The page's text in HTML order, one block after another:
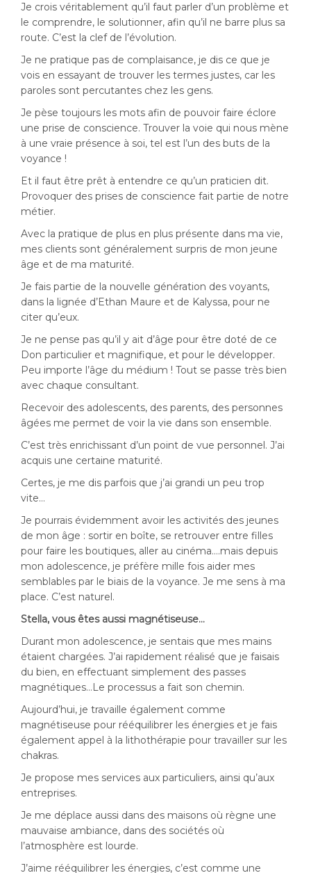
Je crois véritablement qu’il faut parler d’un problème et
le comprendre, le solutionner, afin qu’il ne barre plus sa
route. C’est la clef de l’évolution.
Je ne pratique pas de complaisance, je dis ce que je
vois en essayant de trouver les termes justes, car les
paroles sont percutantes chez les gens.
Je pèse toujours les mots afin de pouvoir faire éclore
une prise de conscience. Trouver la voie qui nous mène
à une vraie présence à soi, tel est l’un des buts de la
voyance !
Et il faut être prêt à entendre ce qu’un praticien dit.
Provoquer des prises de conscience fait partie de notre
métier.
Avec la pratique de plus en plus présente dans ma vie,
mes clients sont généralement surpris de mon jeune
âge et de ma maturité.
Je fais partie de la nouvelle génération des voyants,
dans la lignée d’Ethan Maure et de Kalyssa, pour ne
citer qu’eux.
Je ne pense pas qu’il y ait d’âge pour être doté de ce
Don particulier et magnifique, et pour le développer.
Peu importe l’âge du médium ! Tout se passe très bien
avec chaque consultant.
Recevoir des adolescents, des parents, des personnes
âgées me permet de voir la vie dans son ensemble.
C’est très enrichissant d’un point de vue personnel. J’ai
acquis une certaine maturité.
Certes, je me dis parfois que j’ai grandi un peu trop
vite…
Je pourrais évidemment avoir les activités des jeunes
de mon âge : sortir en boîte, se retrouver entre filles
pour faire les boutiques, aller au cinéma….mais depuis
mon adolescence, je préfère mille fois aider mes
semblables par le biais de la voyance. Je me sens à ma
place. C’est naturel.
Stella, vous êtes aussi magnétiseuse…
Durant mon adolescence, je sentais que mes mains
étaient chargées. J’ai rapidement réalisé que je faisais
du bien, en effectuant simplement des passes
magnétiques…Le processus a fait son chemin.
Aujourd’hui, je travaille également comme
magnétiseuse pour rééquilibrer les énergies et je fais
également appel à la lithothérapie pour travailler sur les
chakras.
Je propose mes services aux particuliers, ainsi qu’aux
entreprises.
Je me déplace aussi dans des maisons où règne une
mauvaise ambiance, dans des sociétés où
l’atmosphère est lourde.
J’aime rééquilibrer les énergies, c’est comme une